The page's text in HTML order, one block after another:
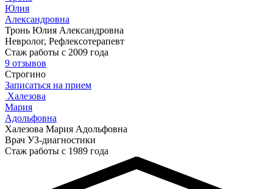
Юлия
Александровна
Тронь Юлия Александровна
Невролог, Рефлексотерапевт
Стаж работы с 2009 года
9 отзывов
Строгино
Записаться на прием
Халезова
Мария
Адольфовна
Халезова Мария Адольфовна
Врач УЗ-диагностики
Стаж работы с 1989 года